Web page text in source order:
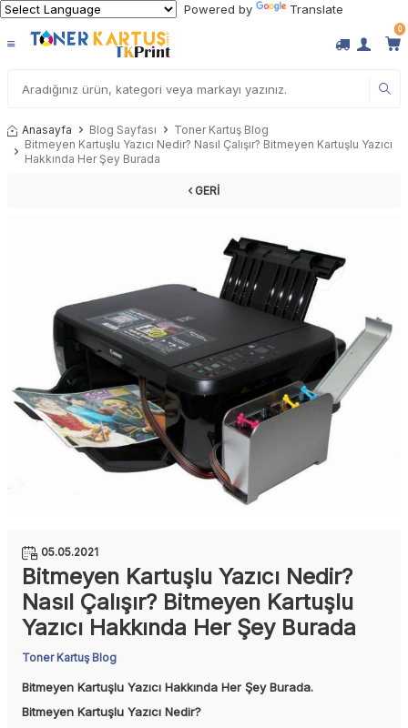
Powered by Translate
0
Anasayfa Blog Sayfası
Toner Kartuş Blog
Bitmeyen Kartuşlu Yazıcı Nedir? Nasıl Çalışır? Bitmeyen Kartuşlu Yazıcı
Hakkında Her Şey Burada
GERI
05.05.2021
Bitmeyen Kartuşlu Yazıcı Nedir?
Nasıl Çalışır? Bitmeyen Kartuşlu
Yazıcı Hakkında Her Şey Burada
Toner Kartuş Blog
Bitmeyen Kartuşlu Yazıcı Hakkında Her Şey Burada.
Bitmeyen Kartuşlu Yazıcı Nedir?